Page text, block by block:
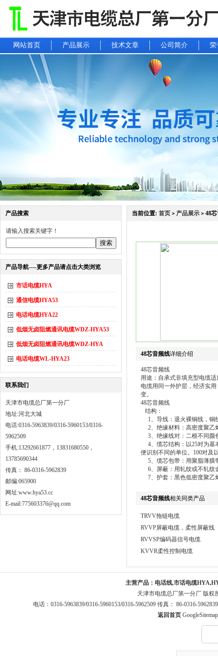
网站首页 产品展示 技术文章 公司简介 荣
产品搜索
请输入搜索关键字！
产品导航----更多产品请点击大类浏览
市话电缆HYA
通信电缆HYA53
电话电缆HYA22
低烟无卤阻燃通讯电缆WDZ-HYA53
低烟无卤阻燃通讯电缆WDZ-HYA
电话电缆WL-HYA23
联系我们
天津市电缆总厂第一分厂
地址:河北大城
电话:0316-5963839/0316-5960153/0316-
5962509
手机:13292661877，13831680550，
13785690344
传真： 86-0316-5962839
邮编:065900
网址:www.hya53.cc
E-mail:775603376@qq.com
当前位置: 首页 > 产品展示 > 48
48芯音频线详细介绍
48芯音频线
用途：自承式非填充型电缆
电缆用同一外护层，经济实
变。
48芯音频线
结构：
1、导线：退火裸铜线，铜线
2、绝缘材料：高密度聚乙
3、绝缘线对：二根不同颜
4、缆芯结构：以25对为基
便识别不同的单位。100对及
5、缆芯包带：用聚脂薄膜
6、屏蔽：用轧纹或不轧纹
7、护套：黑色低密度聚乙
48芯音频线相关同类产品
TRVV拖链电缆
RVVP屏蔽电缆，柔性屏蔽线
RVVSP编码器信号电缆
KVVR柔性控制电缆
主营产品： 电话线,市话电缆
天津市电缆总厂第一分厂 版权
电话：0316-5963839/0316-5960153/0316-5962509 传真： 86-0316-
返回首页 GoogleSitemap